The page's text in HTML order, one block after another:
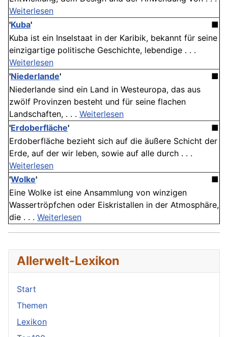
Weiterlesen
'Kuba'
■
Kuba ist ein Inselstaat in der Karibik, bekannt für seine
einzigartige politische Geschichte, lebendige . . .
Weiterlesen
'Niederlande'
■
Niederlande sind ein Land in Westeuropa, das aus
zwölf Provinzen besteht und für seine flachen
Landschaften, . . . Weiterlesen
'Erdoberfläche'
■
Erdoberfläche bezieht sich auf die äußere Schicht der
Erde, auf der wir leben, sowie auf alle durch . . .
Weiterlesen
'Wolke'
■
Eine Wolke ist eine Ansammlung von winzigen
Wassertröpfchen oder Eiskristallen in der Atmosphäre,
die . . . Weiterlesen
Allerwelt-Lexikon
Start
Themen
Lexikon